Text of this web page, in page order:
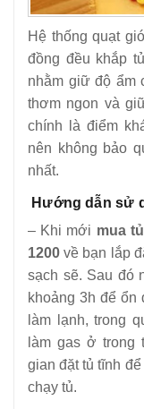
Hệ thống quạt
đồng đều khắp
nhằm giữ độ ẩm
thơm ngon và
chính là điểm
nên không bảo
nhất.
Hướng dẫn sử
– Khi mới mua
1200 về bạn lắp
sạch sẽ. Sau đó
khoảng 3h để ổn
làm lạnh, trong
làm gas ở trong
gian đặt tủ tĩnh
chạy tủ.